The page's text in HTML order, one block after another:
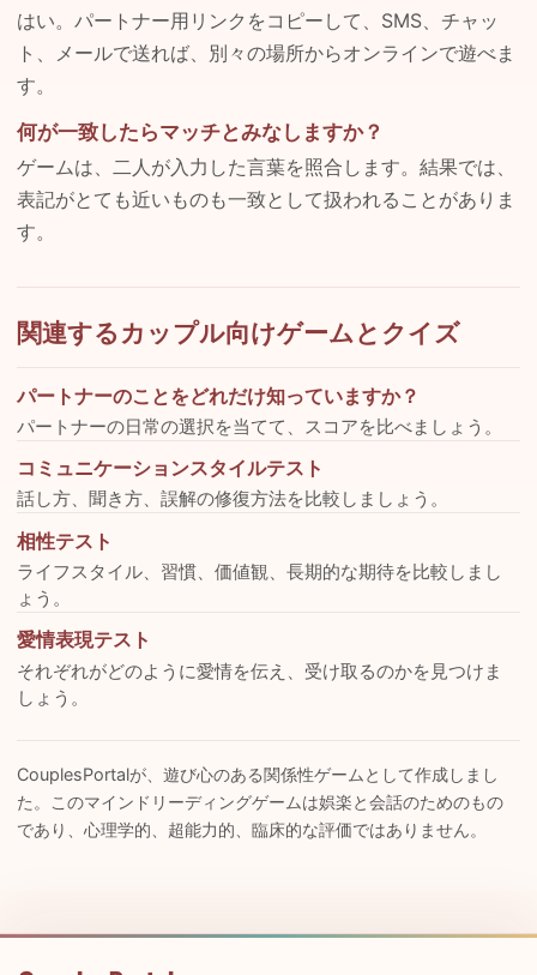
はい。パートナー用リンクをコピーして、SMS、チャッ
ト、メールで送れば、別々の場所からオンラインで遊べま
す。
何が一致したらマッチとみなしますか？
ゲームは、二人が入力した言葉を照合します。結果では、
表記がとても近いものも一致として扱われることがありま
す。
関連するカップル向けゲームとクイズ
パートナーのことをどれだけ知っていますか？
パートナーの日常の選択を当てて、スコアを比べましょう。
コミュニケーションスタイルテスト
話し方、聞き方、誤解の修復方法を比較しましょう。
相性テスト
ライフスタイル、習慣、価値観、長期的な期待を比較しまし
ょう。
愛情表現テスト
それぞれがどのように愛情を伝え、受け取るのかを見つけま
しょう。
CouplesPortalが、遊び心のある関係性ゲームとして作成しまし
た。このマインドリーディングゲームは娯楽と会話のためのもの
であり、心理学的、超能力的、臨床的な評価ではありません。